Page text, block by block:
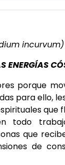
incurvum)
ENERGÍAS
porque
para ello,
que
todo
que
de